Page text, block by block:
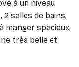
à un niveau
2 salles de bains,
manger spacieux,
très belle et